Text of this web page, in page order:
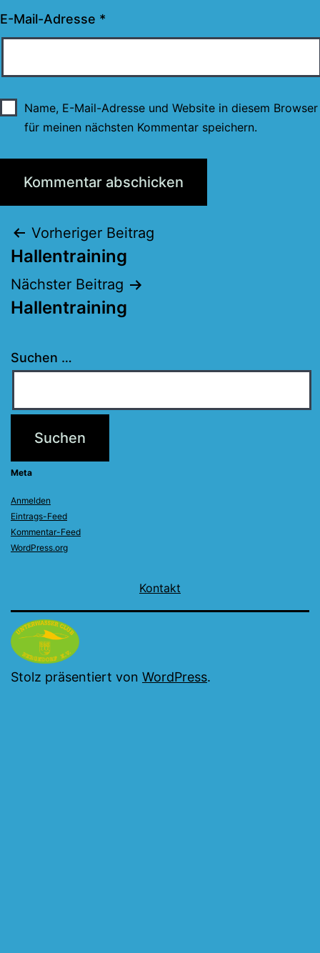
E-Mail-Adresse *
Name, E-Mail-Adresse und Website in diesem Browser
für meinen nächsten Kommentar speichern.
Beitragsnavigation
Vorheriger Beitrag
Hallentraining
Nächster Beitrag
Hallentraining
Suchen …
Meta
Anmelden
Eintrags-Feed
Kommentar-Feed
WordPress.org
Kontakt
Stolz präsentiert von WordPress.